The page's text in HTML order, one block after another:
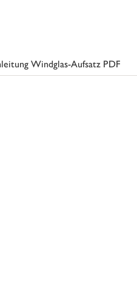
Windglas-Aufsatz PDF